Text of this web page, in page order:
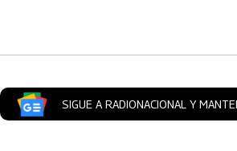
SIGUE A RADIONACIONAL Y